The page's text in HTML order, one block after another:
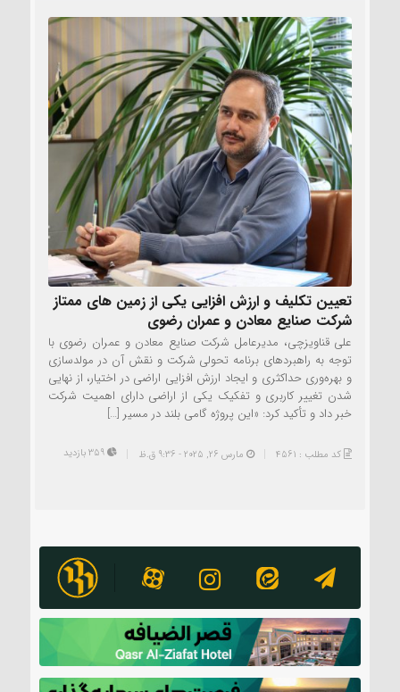
تعیین تکلیف و ارزش افزایی یکی از زمین های ممتاز
شرکت صنایع معادن و عمران رضوی
علی قناویزچی، مدیرعامل شرکت صنایع معادن و عمران رضوی با
توجه به راهبردهای برنامه تحولی شرکت و نقش آن در مولدسازی
و بهره‌وری حداکثری و ایجاد ارزش افزایی اراضی در اختيار، از نهایی
شدن تغییر کاربری و تفکیک یکی از اراضی دارای اهمیت شرکت
خبر داد و تأکید کرد: «این پروژه گامی بلند در مسیر […]
کد مطلب : 4561 مارس 26, 2025 - 9:36 ق.ظ